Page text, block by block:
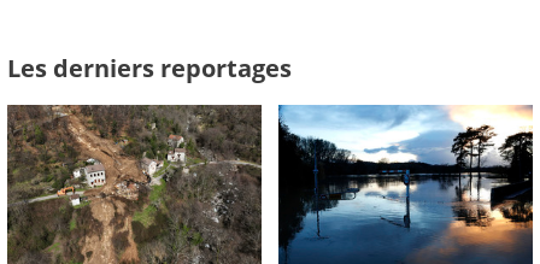
Les derniers reportages